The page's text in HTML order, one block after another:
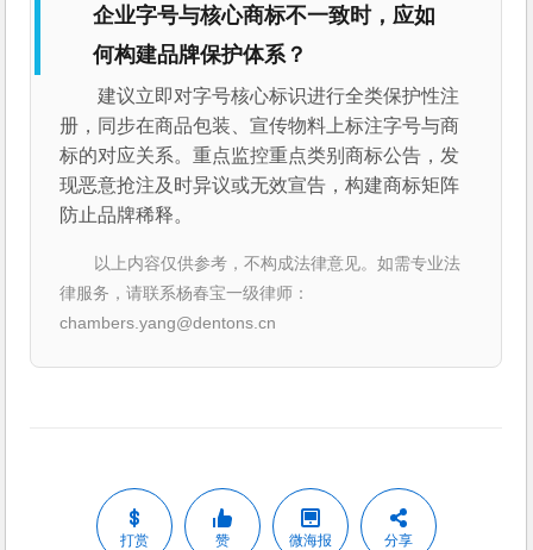
企业字号与核心商标不一致时，应如
何构建品牌保护体系？
建议立即对字号核心标识进行全类保护性注
册，同步在商品包装、宣传物料上标注字号与商
标的对应关系。重点监控重点类别商标公告，发
现恶意抢注及时异议或无效宣告，构建商标矩阵
防止品牌稀释。
以上内容仅供参考，不构成法律意见。如需专业法
律服务，请联系杨春宝一级律师：
chambers.yang@dentons.cn
打赏 赞 微海报 分享